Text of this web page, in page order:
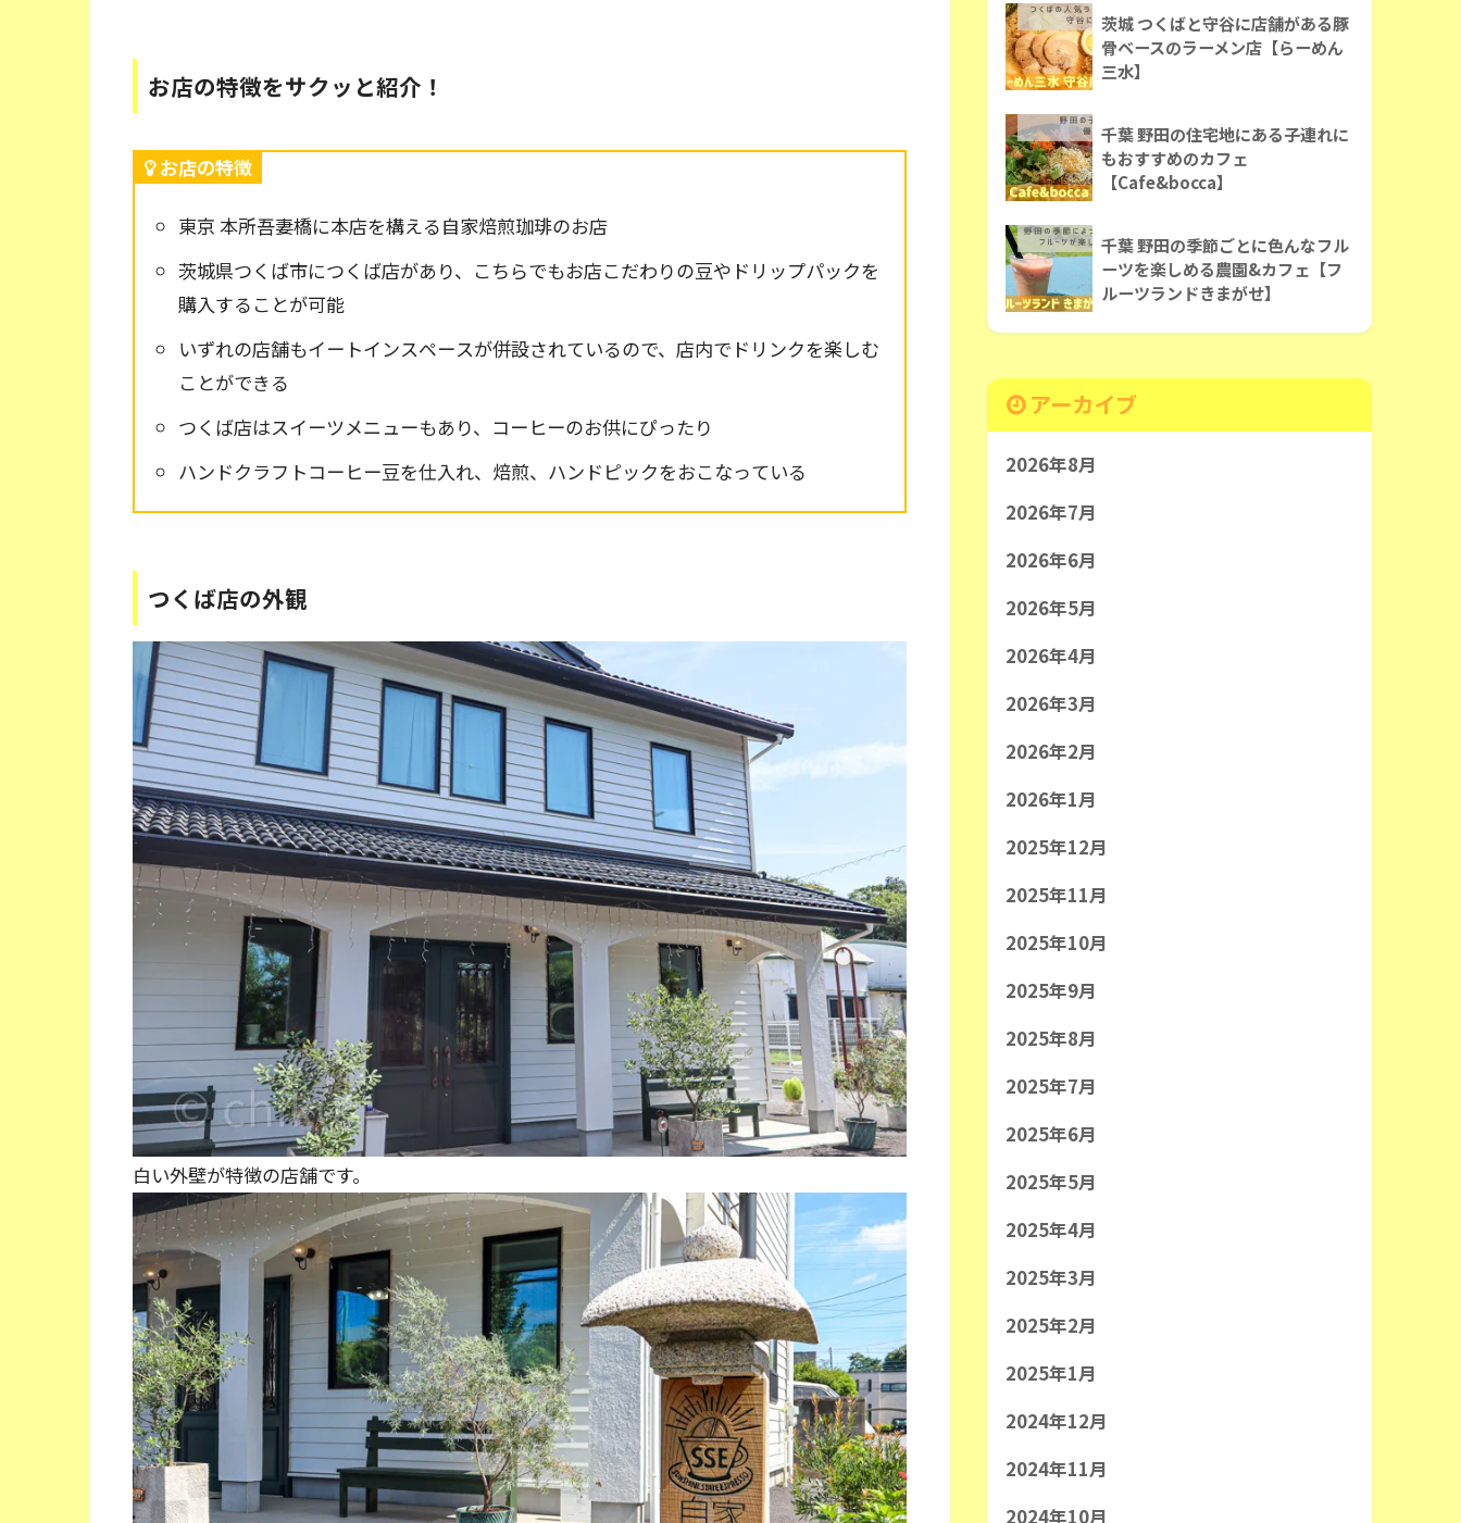
お店の特徴をサクッと紹介！
お店の特徴
東京 本所吾妻橋に本店を構える自家焙煎珈琲のお店
茨城県つくば市につくば店があり、こちらでもお店こだわりの豆やドリップパックを
購入することが可能
いずれの店舗もイートインスペースが併設されているので、店内でドリンクを楽しむ
ことができる
つくば店はスイーツメニューもあり、コーヒーのお供にぴったり
ハンドクラフトコーヒー豆を仕入れ、焙煎、ハンドピックをおこなっている
つくば店の外観
白い外壁が特徴の店舗です。
茨城 つくばと守谷に店舗がある豚
骨ベースのラーメン店【らーめん
三水】
千葉 野田の住宅地にある子連れに
もおすすめのカフェ
【Cafe&bocca】
千葉 野田の季節ごとに色んなフル
ーツを楽しめる農園&カフェ【フ
ルーツランドきまがせ】
アーカイブ
2026年8月
2026年7月
2026年6月
2026年5月
2026年4月
2026年3月
2026年2月
2026年1月
2025年12月
2025年11月
2025年10月
2025年9月
2025年8月
2025年7月
2025年6月
2025年5月
2025年4月
2025年3月
2025年2月
2025年1月
2024年12月
2024年11月
2024年10月